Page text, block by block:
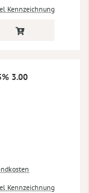
Kennzeichnung
3.00
Kennzeichnung